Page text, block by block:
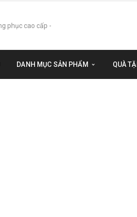
DANH MỤC SẢN PHẨM QUÀ